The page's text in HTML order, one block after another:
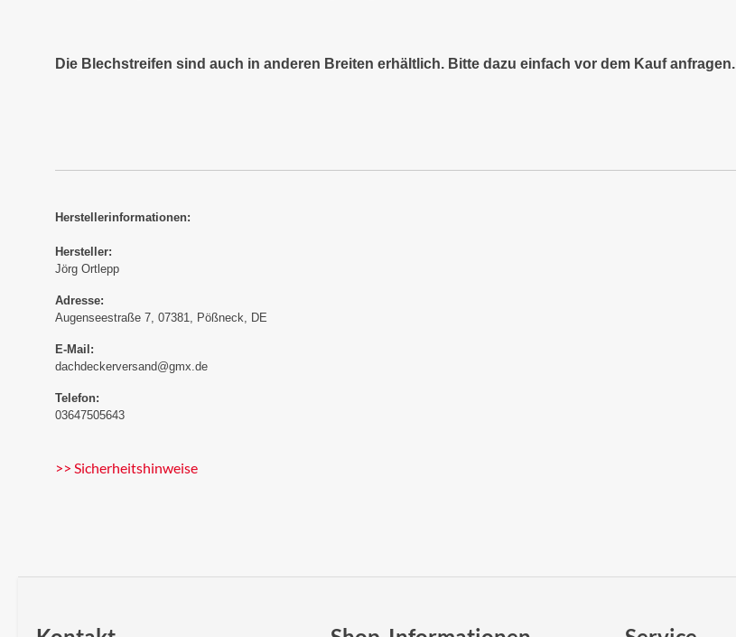
Die Blechstreifen sind auch in anderen Breiten erhältlich. Bitte dazu einfach vor dem Kauf anfragen.
Herstellerinformationen:
Hersteller:
Jörg Ortlepp
Adresse:
Augenseestraße 7, 07381, Pößneck, DE
E-Mail:
dachdeckerversand@gmx.de
Telefon:
03647505643
>> Sicherheitshinweise